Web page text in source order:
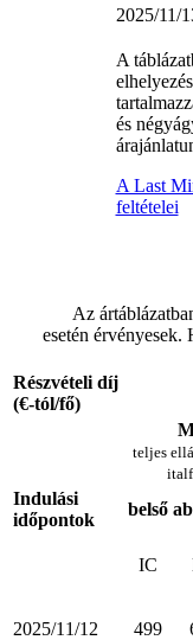
2025/11/
A
és
A Last
feltételei
Az
esetén érvényesek.
Részvételi díj
(€-tól/fő)
teljes
Indulási
időpontok
belső
IC
2025/11/12 499